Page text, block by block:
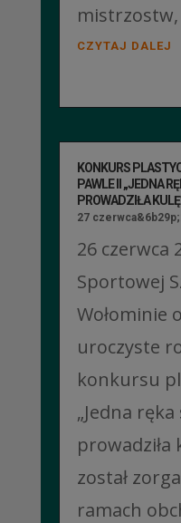
CZYTAJ DALEJ
KONKURS
PAWLE II „JEDNA
PROWADZIŁA
27
26 czerwca
Sportowej
Wołominie
uroczyste
konkursu
„Jedna
prowadziła
został
ramach